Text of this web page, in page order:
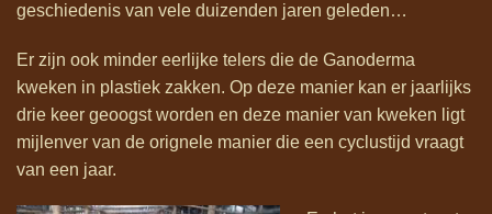
geschiedenis van vele duizenden jaren geleden…
Er zijn ook minder eerlijke telers die de Ganoderma
kweken in plastiek zakken. Op deze manier kan er jaarlijks
drie keer geoogst worden en deze manier van kweken ligt
mijlenver van de orignele manier die een cyclustijd vraagt
van een jaar.